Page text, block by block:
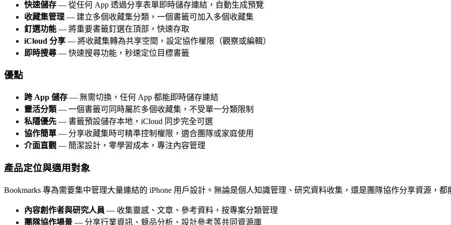
快速儲存 — 從任何 App 透過分享表單即時儲存連結，自動生成預覽
收藏集管理 — 建立多個收藏集分類，一個書籤可加入多個收藏集
釘選功能 — 將重要書籤釘選在頂部，快速存取
iCloud 分享 — 將收藏集轉為共享空間，設定協作權限（觀察或編輯）
即時搜尋 — 快速搜尋功能，秒速定位目標書籤
優點
跨 App 儲存 — 無需切換，任何 App 都能即時儲存連結
靈活分類 — 一個書籤可同時屬於多個收藏集，不受單一分類限制
私隱優先 — 書籤預設儲存本地，iCloud 同步完全可選
協作簡單 — 分享收藏集時可精準控制權限，適合團隊或家庭使用
介面直觀 — 簡潔設計，零學習成本，專注內容管理
產品定位與適用對象
Bookmarks 專為需要集中管理大量連結的 iPhone 用戶設計。無論是個人知識管理、研究資料收集，還是團隊協作分享資源，
內容創作者與研究人員 — 收集靈感、文章、參考資料，按專案分類管理
團隊協作場景 — 分享行業資訊、競品分析、設計參考等共同資源庫